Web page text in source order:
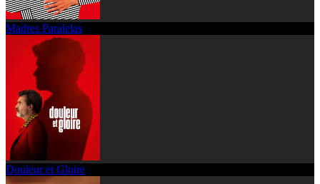
Madres Paralelas
Douleur et Gloire